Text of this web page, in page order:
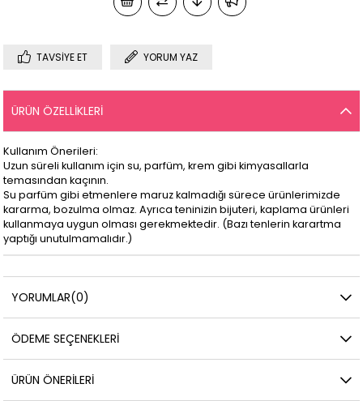
TAVSIYE ET YORUM YAZ
ÜRÜN ÖZELLIKLERI
Kullanım Önerileri:
Uzun süreli kullanım için su, parfüm, krem gibi kimyasallarla
temasından kaçının.
Su parfüm gibi etmenlere maruz kalmadığı sürece ürünlerimizde
kararma, bozulma olmaz. Ayrıca teninizin bijuteri, kaplama ürünleri
kullanmaya uygun olması gerekmektedir. (Bazı tenlerin karartma
yaptığı unutulmamalıdır.)
YORUMLAR(0)
ÖDEME SEÇENEKLERI
ÜRÜN ÖNERILERI